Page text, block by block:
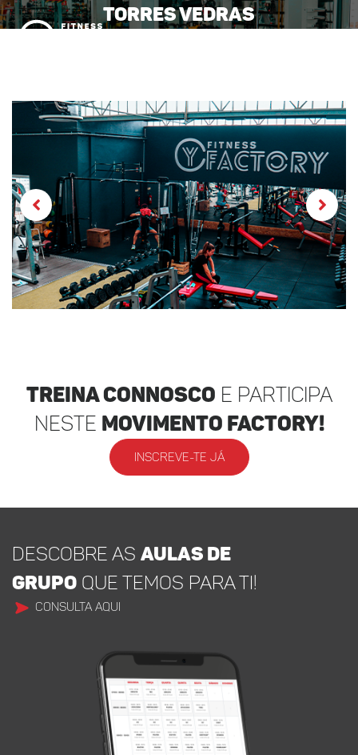
Torres Vedras
Treina Connosco e participa
neste movimento factory!
INSCREVE-TE JÁ
DESCOBRE AS AULAS DE
GRUPO QUE TEMOS PARA TI!
CONSULTA AQUI